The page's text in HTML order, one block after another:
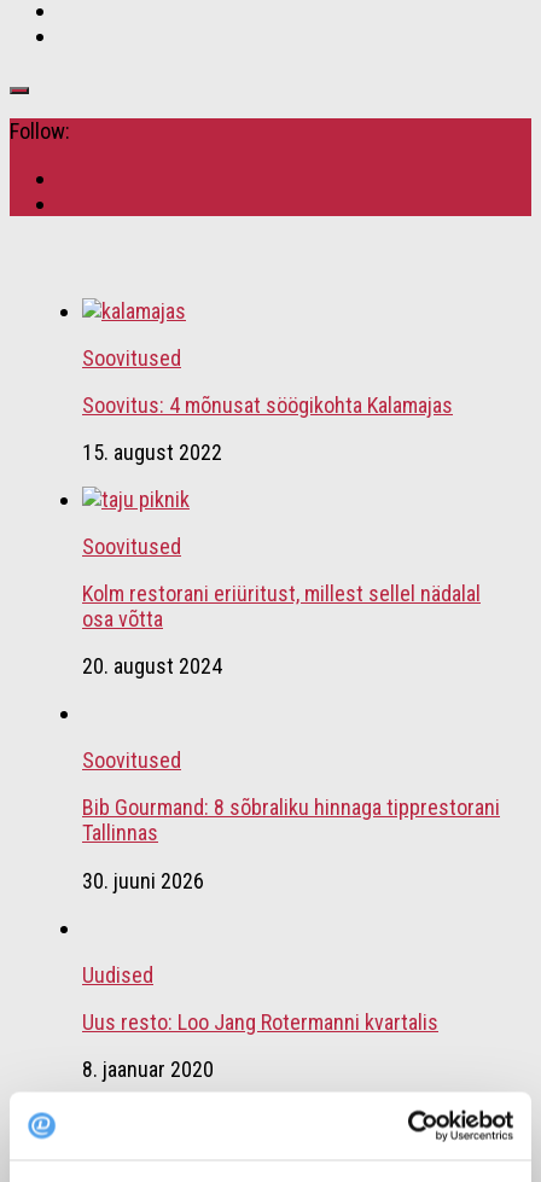
Follow:
Soovitused
Soovitus: 4 mõnusat söögikohta Kalamajas
15. august 2022
Soovitused
Kolm restorani eriüritust, millest sellel nädalal
osa võtta
20. august 2024
Soovitused
Bib Gourmand: 8 sõbraliku hinnaga tipprestorani
Tallinnas
30. juuni 2026
Uudised
Uus resto: Loo Jang Rotermanni kvartalis
8. jaanuar 2020